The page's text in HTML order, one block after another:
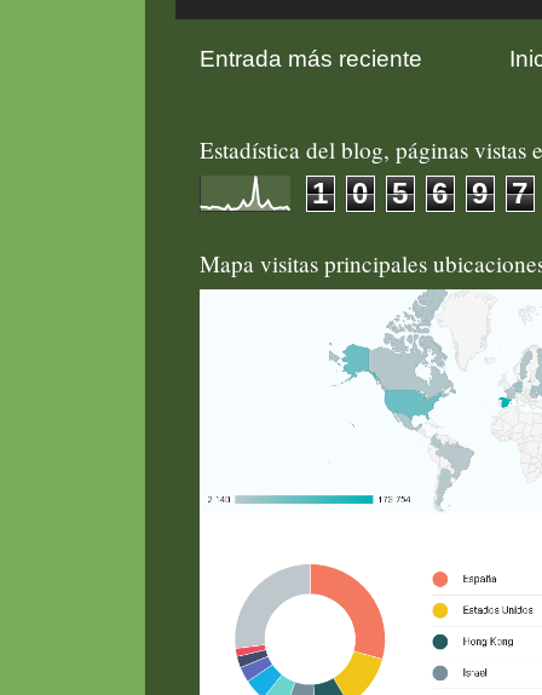
Entrada más reciente
Estadística del blog, páginas vistas
1 0 5 6 9 7
Mapa visitas principales